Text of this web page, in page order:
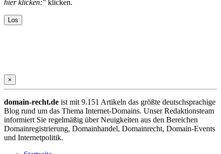
hier klicken:" klicken.
×
domain-recht.de ist mit 9.151 Artikeln das größte deutschsprachige
Blog rund um das Thema Internet-Domains. Unser Redaktionsteam
informiert Sie regelmäßig über Neuigkeiten aus den Bereichen
Domainregistrierung, Domainhandel, Domainrecht, Domain-Events
und Internetpolitik.